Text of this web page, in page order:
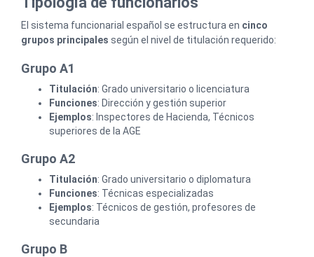
El sistema funcionarial español se estructura en cinco
grupos principales según el nivel de titulación requerido:
Grupo A1
Titulación: Grado universitario o licenciatura
Funciones: Dirección y gestión superior
Ejemplos: Inspectores de Hacienda, Técnicos
superiores de la AGE
Grupo A2
Titulación: Grado universitario o diplomatura
Funciones: Técnicas especializadas
Ejemplos: Técnicos de gestión, profesores de
secundaria
Grupo B